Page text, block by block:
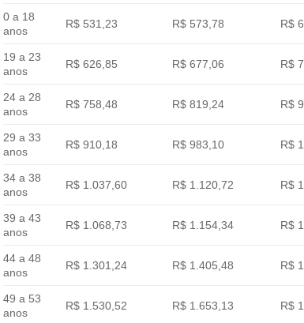
0 a 18
anos
R$ 531,23 R$ 573,78 R$
19 a 23
anos
R$ 626,85 R$ 677,06 R$
24 a 28
anos
R$ 758,48 R$ 819,24 R$
29 a 33
anos
R$ 910,18 R$ 983,10 R$
34 a 38
anos
R$ 1.037,60 R$ 1.120,72 R$
39 a 43
anos
R$ 1.068,73 R$ 1.154,34 R$
44 a 48
anos
R$ 1.301,24 R$ 1.405,48 R$
49 a 53
anos
R$ 1.530,52 R$ 1.653,13 R$